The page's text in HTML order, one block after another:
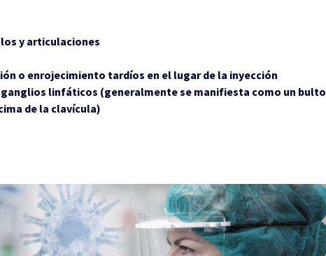
y articulaciones
o enrojecimiento tardíos en el lugar de la inyección
linfáticos (generalmente se manifiesta como un bulto
de la clavícula)